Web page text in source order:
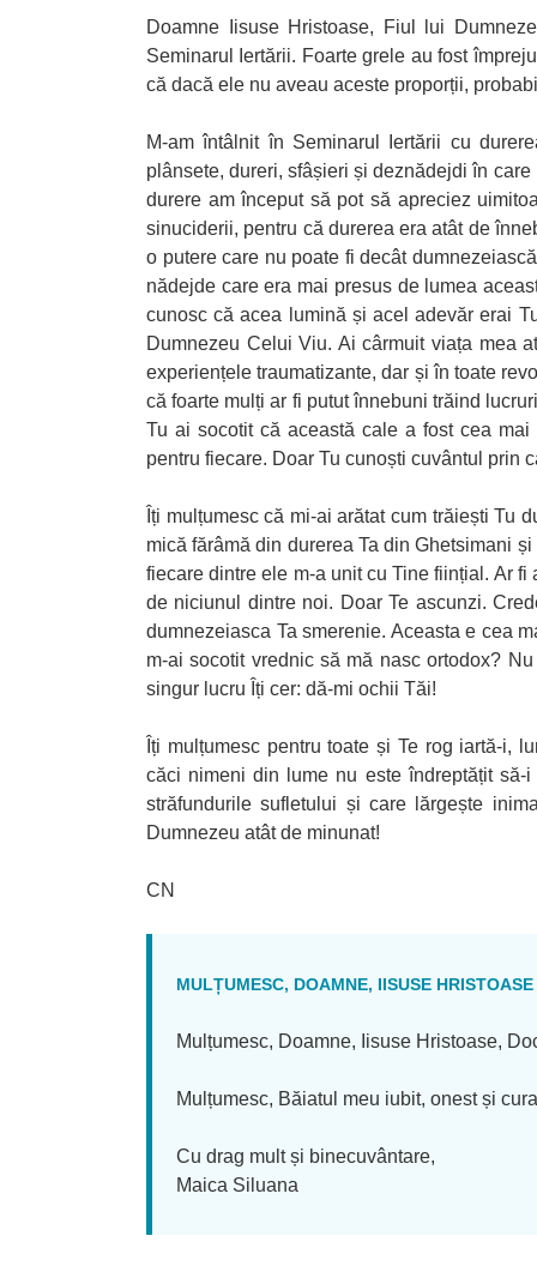
Doamne Iisuse Hristoase, Fiul lui
Seminarul Iertării. Foarte grele au fost
că dacă ele nu aveau aceste proporții,
M-am întâlnit în Seminarul Iertării cu
plânsete, dureri, sfâșieri și deznădejdi în
durere am început să pot să apreciez
sinuciderii, pentru că durerea era atât de
o putere care nu poate fi decât
nădejde care era mai presus de lumea
cunosc că acea lumină și acel adevăr erai
Dumnezeu Celui Viu. Ai cârmuit viața mea
experiențele traumatizante, dar și în toate
că foarte mulți ar fi putut înnebuni trăind
Tu ai socotit că această cale a fost cea
pentru fiecare. Doar Tu cunoști cuvântul prin
Îți mulțumesc că mi-ai arătat cum trăiești Tu
mică fărâmă din durerea Ta din Ghetsimani
fiecare dintre ele m-a unit cu Tine ființial. Ar
de niciunul dintre noi. Doar Te ascunzi.
dumnezeiasca Ta smerenie. Aceasta e cea
m-ai socotit vrednic să mă nasc ortodox?
singur lucru Îți cer: dă-mi ochii Tăi!
Îți mulțumesc pentru toate și Te rog iartă-i,
căci nimeni din lume nu este îndreptățit
străfundurile sufletului și care lărgește
Dumnezeu atât de minunat!
CN
MULȚUMESC, DOAMNE, IISUSE HRISTOASE
Mulțumesc, Doamne, Iisuse Hristoase,
Mulțumesc, Băiatul meu iubit, onest și
Cu drag mult și binecuvântare,
Maica Siluana